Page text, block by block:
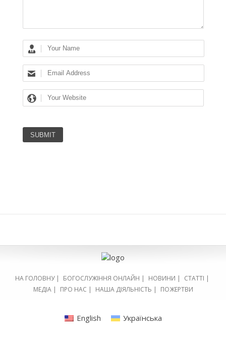
НА ГОЛОВНУ| БОГОСЛУЖІННЯ ОНЛАЙН | НОВИНИ | СТАТТІ |
МЕДІА| ПРО НАС | НАША ДІЯЛЬНІСТЬ | ПОЖЕРТВИ
English Українська